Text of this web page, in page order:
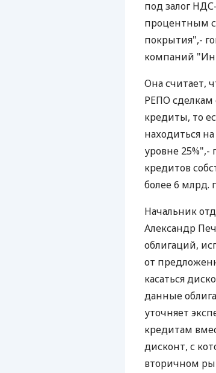
под залог
процентным
покрытия",-
компаний
Она считает,
РЕПО сделкам
кредиты, то
находиться
уровне 25%",-
кредитов
более 6 млрд.
Начальник
Александр
облигаций,
от
касаться
данные
уточняет
кредитам
дисконт, с
вторичном